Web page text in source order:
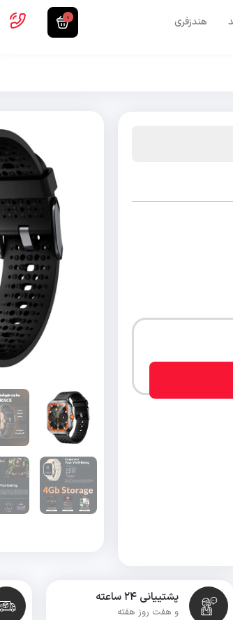
هندزفری 0
پشتییانی ۲۴ ساعته
و هفت روز هفته